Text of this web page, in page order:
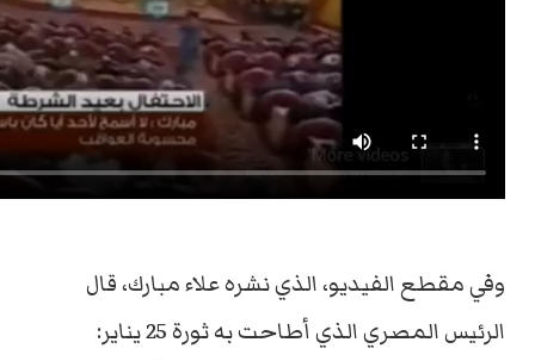
وفي مقطع الفيديو، الذي نشره علاء مبارك، قال
الرئيس المصري الذي أطاحت به ثورة 25 يناير: